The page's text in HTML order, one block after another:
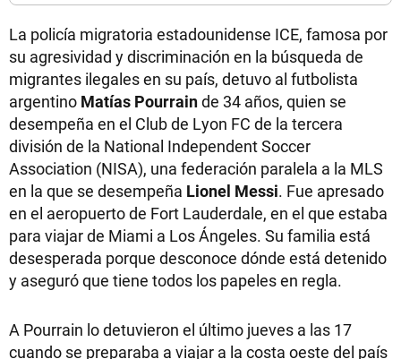
La policía migratoria estadounidense ICE, famosa por
su agresividad y discriminación en la búsqueda de
migrantes ilegales en su país, detuvo al futbolista
argentino Matías Pourrainde 34 años, quien se
desempeña en el Club de Lyon FC de la tercera
división de la National Independent Soccer
Association (NISA), una federación paralela a la MLS
en la que se desempeña Lionel Messi. Fue apresado
en el aeropuerto de Fort Lauderdale, en el que estaba
para viajar de Miami a Los Ángeles. Su familia está
desesperada porque desconoce dónde está detenido
y aseguró que tiene todos los papeles en regla.
A Pourrain lo detuvieron el último jueves a las 17
cuando se preparaba a viajar a la costa oeste del país